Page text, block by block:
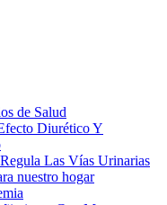
de Salud
Diurético Y
Las Vías Urinarias
nuestro hogar